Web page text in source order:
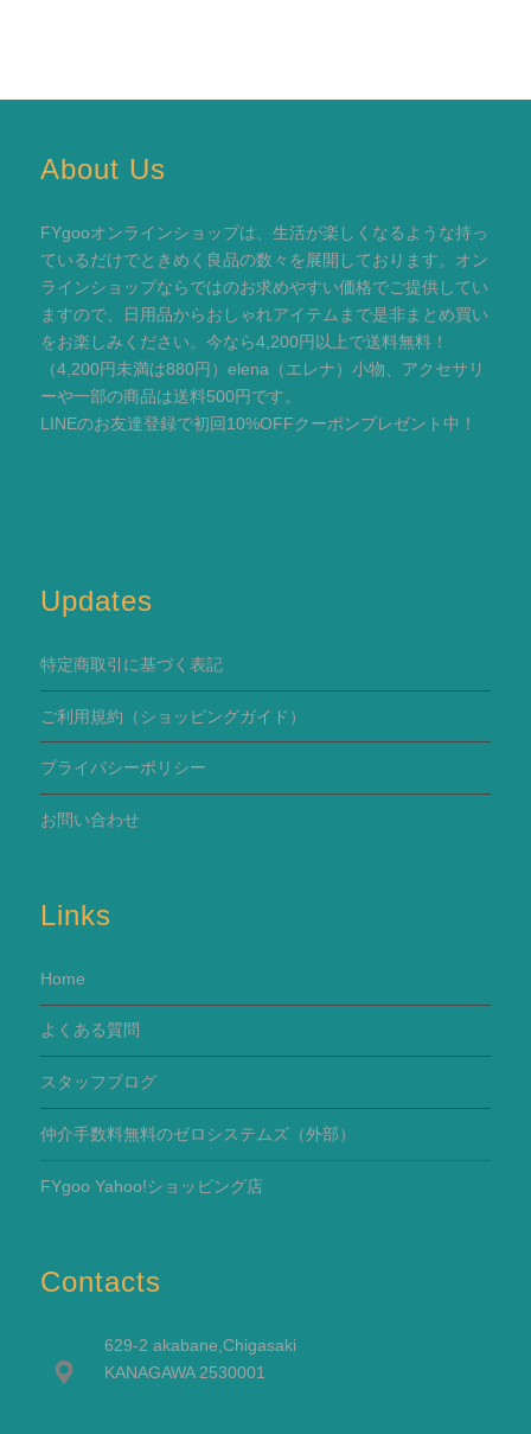
About Us
FYgooオンラインショップは、生活が楽しくなるような持っ
ているだけでときめく良品の数々を展開しております。オン
ラインショップならではのお求めやすい価格でご提供してい
ますので、日用品からおしゃれアイテムまで是非まとめ買い
をお楽しみください。今なら4,200円以上で送料無料！
（4,200円未満は880円）elena（エレナ）小物、アクセサリ
ーや一部の商品は送料500円です。
LINEのお友達登録で初回10%OFFクーポンプレゼント中！
Updates
特定商取引に基づく表記
ご利用規約 （ショッピングガイド）
プライバシーポリシー
お問い合わせ
Links
Home
よくある質問
スタッフブログ
仲介手数料無料のゼロシステムズ（外部）
FYgoo Yahoo!ショッピング店
Contacts
629-2 akabane,Chigasaki
KANAGAWA 2530001